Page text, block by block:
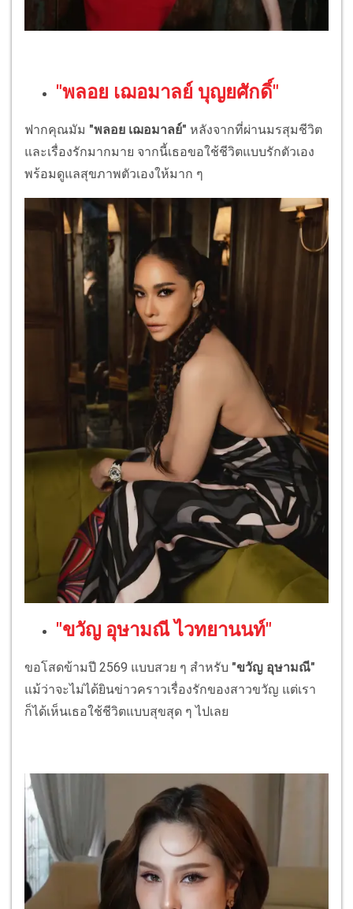
"พลอย เฌอมาลย์ บุญยศักดิ์"
ฟากคุณมัม "พลอย เฌอมาลย์" หลังจากที่ผ่านมรสุมชีวิต
และเรื่องรักมากมาย จากนี้เธอขอใช้ชีวิตแบบรักตัวเอง
พร้อมดูแลสุขภาพตัวเองให้มาก ๆ
"ขวัญ อุษามณี ไวทยานนท์"
ขอโสดข้ามปี 2569 แบบสวย ๆ สำหรับ "ขวัญ อุษามณี"
แม้ว่าจะไม่ได้ยินข่าวคราวเรื่องรักของสาวขวัญ แต่เรา
ก็ได้เห็นเธอใช้ชีวิตแบบสุขสุด ๆ ไปเลย